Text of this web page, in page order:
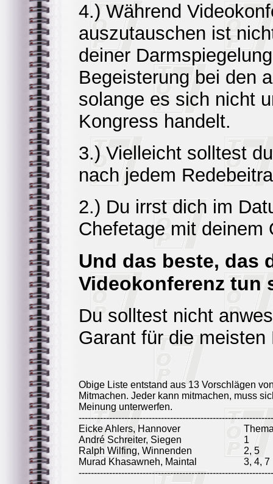
4.) Während
auszutauschen ist
deiner
Begeisterung bei den
solange es sich nicht
Kongress handelt.
3.) Vielleicht solltest
nach jedem
2.) Du irrst dich im
Chefetage mit deinem
Und das beste, das
Videokonferenz tun
Du solltest nicht
Garant für die meisten
Obige Liste entstand aus 13 Vorschlägen
Mitmachen. Jeder kann mitmachen, muss
Meinung unterwerfen.
Eicke Ahlers, Hannover
André Schreiter, Siegen
1
Ralph Wilfing, Winnenden
2, 5
Murad Khasawneh, Maintal
3, 4, 7